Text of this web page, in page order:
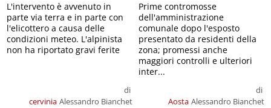
cervinia
di
Alessandro Bianchet
L'intervento è avvenuto in
parte via terra e in parte con
l'elicottero a causa delle
condizioni meteo. L'alpinista
non ha riportato gravi ferite
Aosta
di
Alessandro Bianchet
Prime contromosse
dell'amministrazione
comunale dopo l'esposto
presentato da residenti della
zona; promessi anche
maggiori controlli e ulteriori
inter...